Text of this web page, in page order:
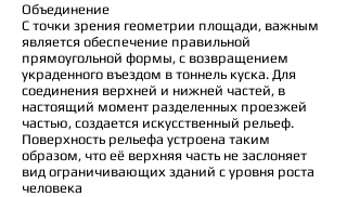
Объединение
С точки зрения геометрии площади, важным
является обеспечение правильной
прямоугольной формы, с возвращением
украденного въездом в тоннель куска. Для
соединения верхней и нижней частей, в
настоящий момент разделенных проезжей
частью, создается искусственный рельеф.
Поверхность рельефа устроена таким
образом, что её верхняя часть не заслоняет
вид ограничивающих зданий с уровня роста
человека